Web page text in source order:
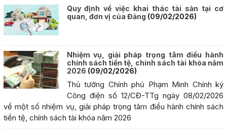
Quy định về việc khai thác tài sản tại cơ
quan, đơn vị của Đảng (09/02/2026)
Nhiệm vụ, giải pháp trọng tâm điều hành
chính sách tiền tệ, chính sách tài khóa năm
2026 (09/02/2026)
Thủ tướng Chính phủ Phạm Minh Chính ký
Công điện số 12/CĐ-TTg ngày 08/02/2026
về một số nhiệm vụ, giải pháp trọng tâm điều hành chính sách
tiền tệ, chính sách tài khóa năm 2026